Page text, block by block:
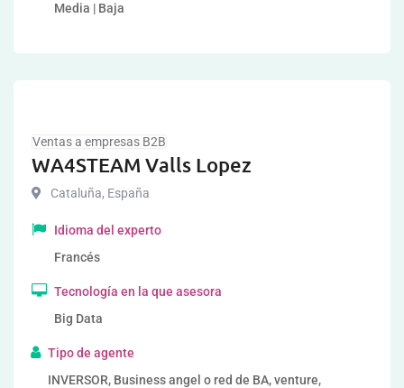
Media | Baja
Ventas a empresas B2B
WA4STEAM Valls Lopez
Cataluña, España
Idioma del experto
Francés
Tecnología en la que asesora
Big Data
Tipo de agente
INVERSOR, Business angel o red de BA, venture,